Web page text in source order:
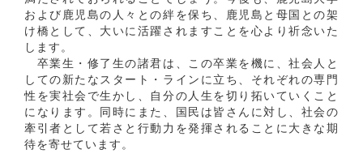
および鹿児島の人々との絆を保ち、鹿児島と母国との架
け橋として、大いに活躍されますことを心より祈念いた
します。
卒業生・修了生の諸君は、この卒業を機に、社会人と
しての新たなスタート・ラインに立ち、それぞれの専門
性を実社会で生かし、自分の人生を切り拓いていくこと
になります。同時にまた、国民は皆さんに対し、社会の
牽引者として若さと行動力を発揮されることに大きな期
待を寄せています。